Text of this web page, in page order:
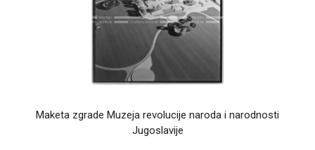
Maketa zgrade Muzeja revolucije naroda i narodnosti
Jugoslavije